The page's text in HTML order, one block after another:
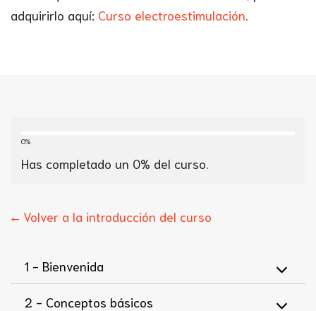
adquirirlo aquí: Curso electroestimulación.
0%
Has completado un 0% del curso.
← Volver a la introducción del curso
1 - Bienvenida
2 - Conceptos básicos